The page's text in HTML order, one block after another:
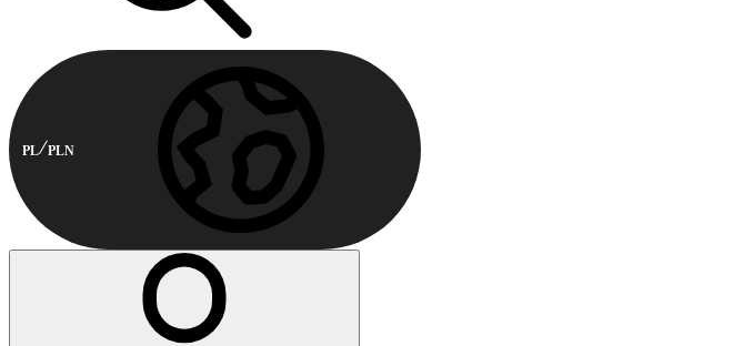
PL PLN